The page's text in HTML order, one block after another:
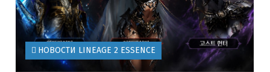
НОВОСТИ LINEAGE 2 ESSENCE